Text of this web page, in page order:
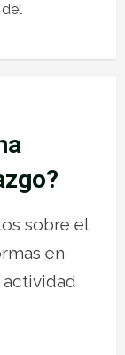
sobre el
en
actividad